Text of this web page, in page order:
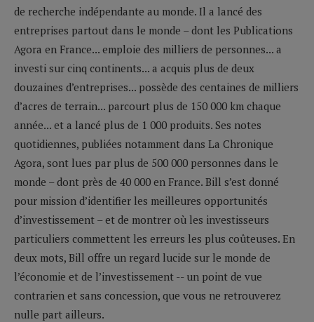
de recherche indépendante au monde. Il a lancé des
entreprises partout dans le monde – dont les Publications
Agora en France... emploie des milliers de personnes... a
investi sur cinq continents... a acquis plus de deux
douzaines d’entreprises... possède des centaines de milliers
d’acres de terrain... parcourt plus de 150 000 km chaque
année... et a lancé plus de 1 000 produits. Ses notes
quotidiennes, publiées notamment dans La Chronique
Agora, sont lues par plus de 500 000 personnes dans le
monde – dont près de 40 000 en France. Bill s’est donné
pour mission d’identifier les meilleures opportunités
d’investissement – et de montrer où les investisseurs
particuliers commettent les erreurs les plus coûteuses. En
deux mots, Bill offre un regard lucide sur le monde de
l’économie et de l’investissement -- un point de vue
contrarien et sans concession, que vous ne retrouverez
nulle part ailleurs.